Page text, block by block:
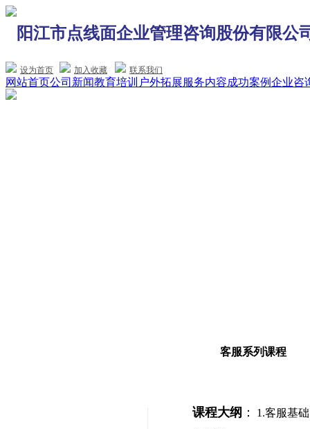
阳江市点线面企业管理咨询股份有限公
设为首页 加入收藏 联系我们
网站首页公司新闻教育培训 户外拓展服务内容成功案例企业咨
客服系列课程
课程大纲 ：
1.客服基